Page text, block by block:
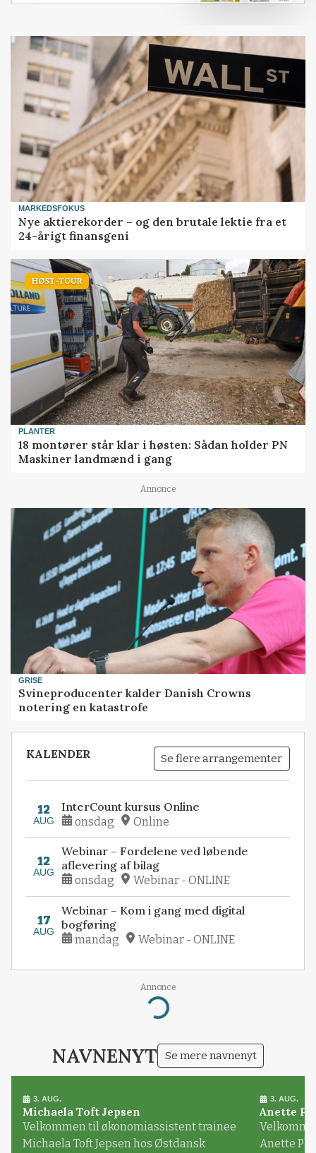
MARKEDSFOKUS
Nye aktierekorder – og den brutale lektie fra et
24-årigt finansgeni
HØST-TOUR
PLANTER
18 montører står klar i høsten: Sådan holder PN
Maskiner landmænd i gang
Annonce
GRISE
Svineproducenter kalder Danish Crowns
notering en katastrofe
KALENDER Se flere arrangementer
12
AUG
InterCount kursus Online
onsdag Online
12
AUG
Webinar – Fordelene ved løbende
aflevering af bilag
onsdag Webinar - ONLINE
17
AUG
Webinar – Kom i gang med digital
bogføring
mandag Webinar - ONLINE
Annonce
Loading...
NAVNENYT Se mere navnenyt
3. AUG.
Michaela Toft Jepsen
Velkommen til økonomiassistent trainee
Michaela Toft Jepsen hos Østdansk
3. AUG.
Anette
Anette